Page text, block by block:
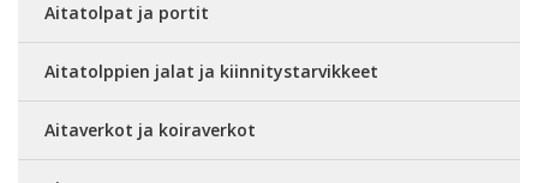
Aitatolpat ja portit
Aitatolppien jalat ja kiinnitystarvikkeet
Aitaverkot ja koiraverkot